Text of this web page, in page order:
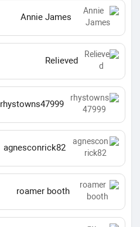
Annie James
Relieved
rhystowns47999
agnesconrick82
roamer booth